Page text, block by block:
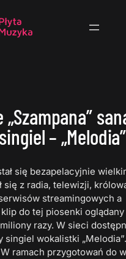
– „Melodia”
się bezapelacyjnie
się z radia, telewizji,
streamingowych a
do tej piosenki oglądany
razy. W sieci
singiel wokalistki
ramach przygotowań do